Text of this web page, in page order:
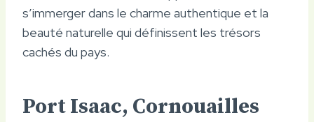
s’immerger dans le charme authentique et la
beauté naturelle qui définissent les trésors
cachés du pays.
Port Isaac, Cornouailles